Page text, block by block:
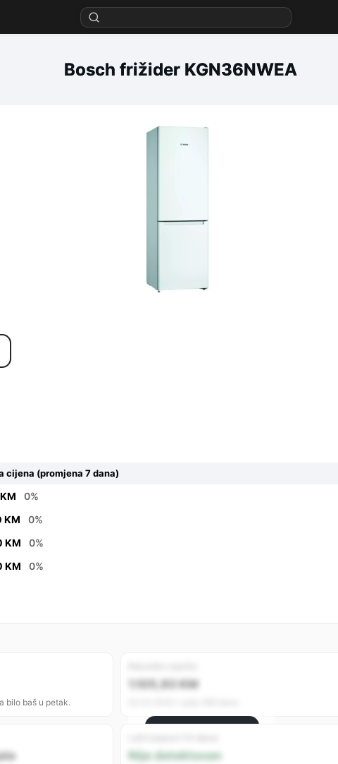
Bosch frižider KGN36NWEA
cijena (promjena 7 dana)
0%
KM
0%
KM
0%
KM 0%
bilo baš u petak.
1.105,93 KM
Registrujte se da vidite sve analitike.
Nije detektovan